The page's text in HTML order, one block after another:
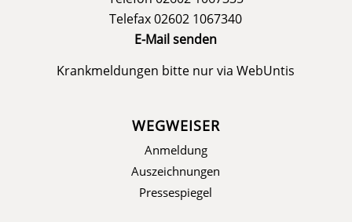
Telefax 02602 1067340
E-Mail senden
Krankmeldungen bitte nur viaWebUntis
WEGWEISER
Anmeldung
Auszeichnungen
Pressespiegel